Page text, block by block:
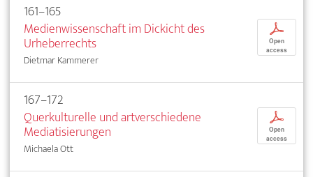
161–165
Medienwissenschaft im Dickicht des
Urheberrechts
Dietmar Kammerer
p
Open
access
167–172
Querkulturelle und artverschiedene
Mediatisierungen
Michaela Ott
p
Open
access